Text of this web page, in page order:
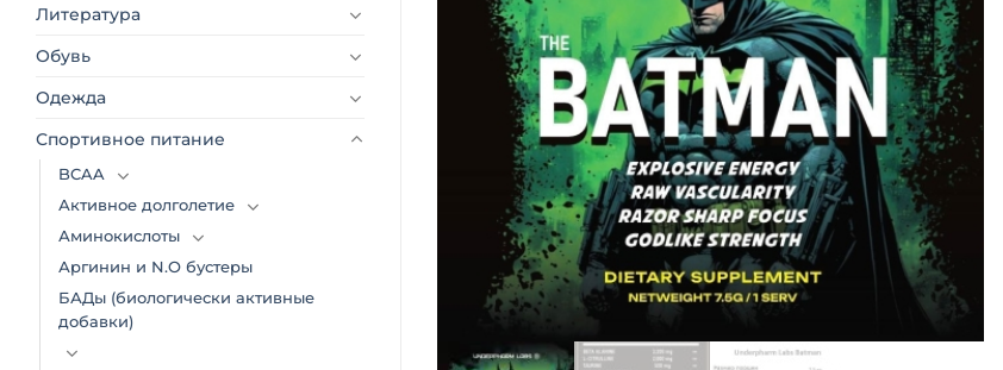
Литература
Обувь
Одежда
Спортивное питание
BCAA
Активное долголетие
Аминокислоты
Аргинин и N.O бустеры
БАДы (биологически активные
добавки)